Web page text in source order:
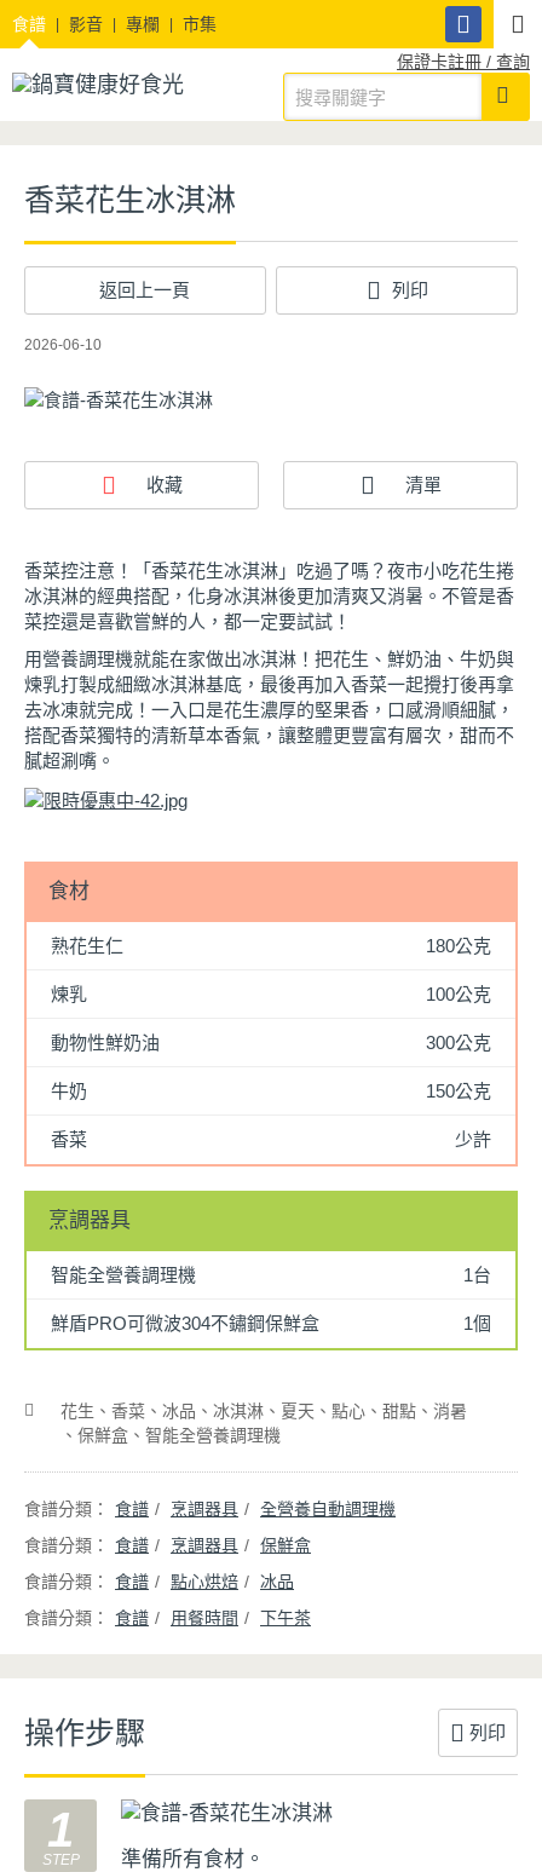
食譜 影音 專欄
市集
保證卡註冊 / 查詢
香菜花生冰淇淋
返回上一頁 列印
2026-06-10
香菜控注意！「香菜花生冰淇淋」吃過了嗎？夜市小吃花生捲
冰淇淋的經典搭配，化身冰淇淋後更加清爽又消暑。不管是香
菜控還是喜歡嘗鮮的人，都一定要試試！
用營養調理機就能在家做出冰淇淋！把花生、鮮奶油、牛奶與
煉乳打製成細緻冰淇淋基底，最後再加入香菜一起攪打後再拿
去冰凍就完成！一入口是花生濃厚的堅果香，口感滑順細膩，
搭配香菜獨特的清新草本香氣，讓整體更豐富有層次，甜而不
膩超涮嘴。
食材
熟花生仁 180公克
煉乳 100公克
動物性鮮奶油 300公克
牛奶 150公克
香菜 少許
烹調器具
智能全營養調理機 1台
鮮盾PRO可微波304不鏽鋼保鮮盒 1個
花生 香菜 冰品 冰淇淋 夏天 點心 甜點
消暑
保鮮盒
智能全營養調理機
食譜 烹調器具
全營養自動調理機
食譜
烹調器具
保鮮盒
食譜
點心烘焙
冰品
食譜
用餐時間 下午茶
操作步驟 列印
1
準備所有食材。